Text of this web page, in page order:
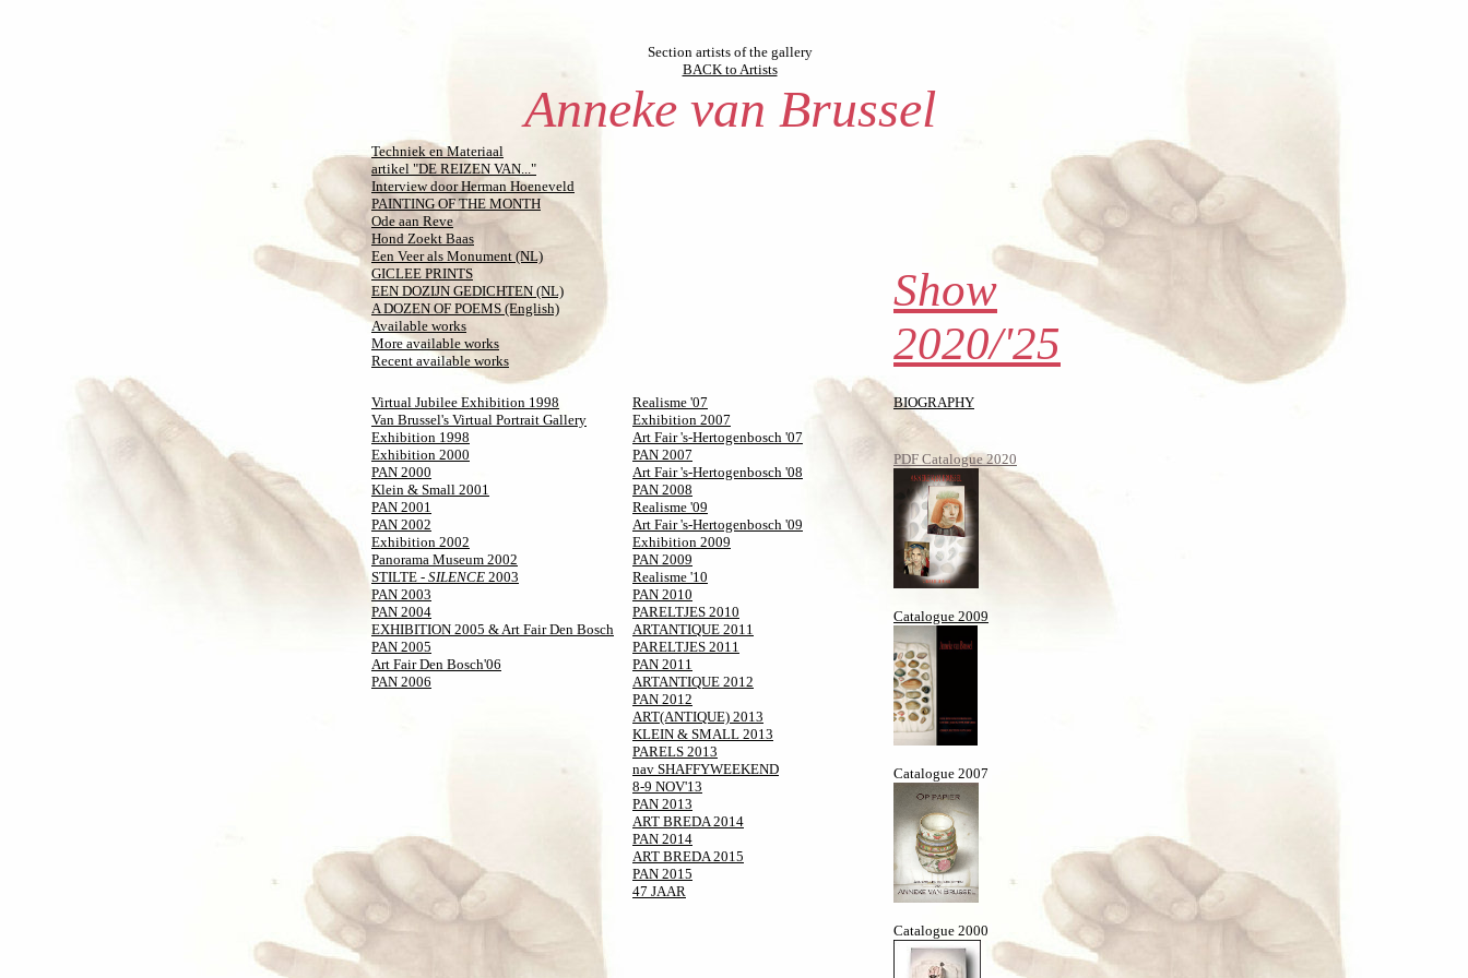
Section artists of the gallery
BACK to Artists
Anneke van Brussel
Techniek en Materiaal
artikel "DE REIZEN VAN..."
Interview door Herman Hoeneveld
PAINTING OF THE MONTH
Ode aan Reve
Hond Zoekt Baas
Een Veer als Monument (NL)
GICLEE PRINTS
EEN DOZIJN GEDICHTEN (NL)
A DOZEN OF POEMS (English)
Available works
More available works
Recent available works
Show
2020/'25
Virtual Jubilee Exhibition 1998
Van Brussel's Virtual Portrait Gallery
Exhibition 1998
Exhibition 2000
PAN 2000
Klein & Small 2001
PAN 2001
PAN 2002
Exhibition 2002
Panorama Museum 2002
STILTE - SILENCE 2003
PAN 2003
PAN 2004
EXHIBITION 2005 & Art Fair Den Bosch
PAN 2005
Art Fair Den Bosch'06
PAN 2006
Realisme '07
Exhibition 2007
Art Fair 's-Hertogenbosch '07
PAN 2007
Art Fair 's-Hertogenbosch '08
PAN 2008
Realisme '09
Art Fair 's-Hertogenbosch '09
Exhibition 2009
PAN 2009
Realisme '10
PAN 2010
PARELTJES 2010
ARTANTIQUE 2011
PARELTJES 2011
PAN 2011
ARTANTIQUE 2012
PAN 2012
ART(ANTIQUE) 2013
KLEIN & SMALL 2013
PARELS 2013
nav SHAFFYWEEKEND
8-9 NOV'13
PAN 2013
ART BREDA 2014
PAN 2014
ART BREDA 2015
PAN 2015
47 JAAR
BIOGRAPHY
PDF Catalogue 2020
Catalogue 2009
Catalogue 2007
Catalogue 2000